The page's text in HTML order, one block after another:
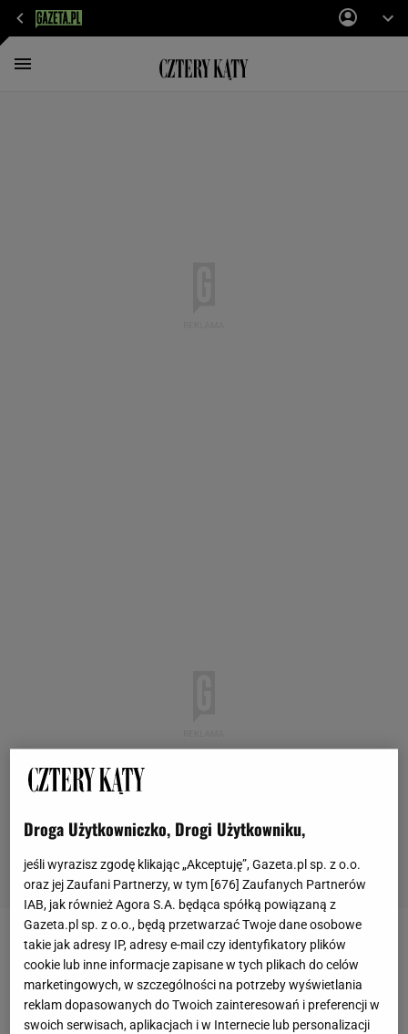
BOHO LOFT
Jak urządzić sypialnię w stylu boho loft? Dzięki
tym wskazówkom połączysz industrializm z
bohemą
Droga Użytkowniczko, Drogi Użytkowniku,
jeśli wyrazisz zgodę klikając „Akceptuję”, Gazeta.pl sp. z o.o.
oraz jej Zaufani Partnerzy, w tym [676] Zaufanych Partnerów
IAB, jak również Agora S.A. będąca spółką powiązaną z
Gazeta.pl sp. z o.o., będą przetwarzać Twoje dane osobowe
takie jak adresy IP, adresy e-mail czy identyfikatory plików
cookie lub inne informacje zapisane w tych plikach do celów
marketingowych, w szczególności na potrzeby wyświetlania
reklam dopasowanych do Twoich zainteresowań i preferencji w
swoich serwisach, aplikacjach i w Internecie lub personalizacji